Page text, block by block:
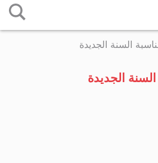
إلى
المحتوى
السنة الجديدة
الجديدة